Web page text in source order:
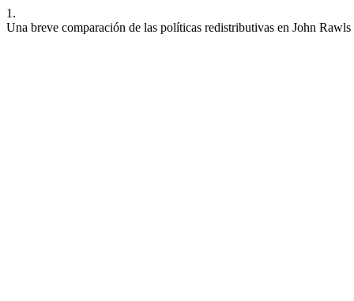
1.
Una breve comparación de las políticas redistributivas en John